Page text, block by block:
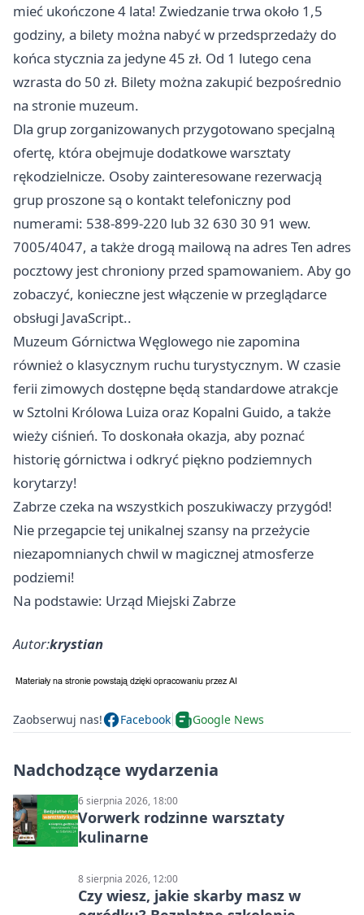
mieć ukończone 4 lata! Zwiedzanie trwa około 1,5
godziny, a bilety można nabyć w przedsprzedaży do
końca stycznia za jedyne 45 zł. Od 1 lutego cena
wzrasta do 50 zł. Bilety można zakupić bezpośrednio
na stronie muzeum.
Dla grup zorganizowanych przygotowano specjalną
ofertę, która obejmuje dodatkowe warsztaty
rękodzielnicze. Osoby zainteresowane rezerwacją
grup proszone są o kontakt telefoniczny pod
numerami: 538-899-220 lub 32 630 30 91 wew.
7005/4047, a także drogą mailową na adres Ten adres
pocztowy jest chroniony przed spamowaniem. Aby go
zobaczyć, konieczne jest włączenie w przeglądarce
obsługi JavaScript..
Muzeum Górnictwa Węglowego nie zapomina
również o klasycznym ruchu turystycznym. W czasie
ferii zimowych dostępne będą standardowe atrakcje
w Sztolni Królowa Luiza oraz Kopalni Guido, a także
wieży ciśnień. To doskonała okazja, aby poznać
historię górnictwa i odkryć piękno podziemnych
korytarzy!
Zabrze czeka na wszystkich poszukiwaczy przygód!
Nie przegapcie tej unikalnej szansy na przeżycie
niezapomnianych chwil w magicznej atmosferze
podziemi!
Na podstawie: Urząd Miejski Zabrze
Autor:krystian
Zaobserwuj nas! Facebook Google News
Nadchodzące wydarzenia
6 sierpnia 2026, 18:00
Vorwerk rodzinne warsztaty
kulinarne
8 sierpnia 2026, 12:00
Czy wiesz, jakie skarby masz w